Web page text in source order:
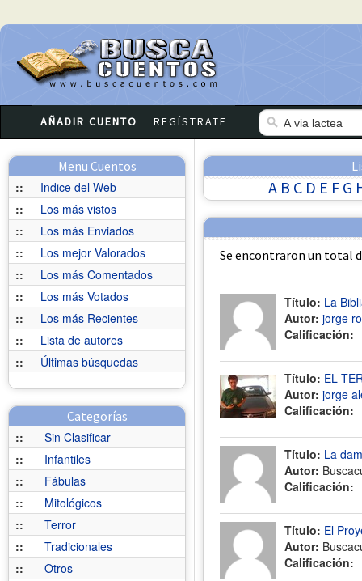
AÑADIR CUENTO REGÍSTRATE
Menu Cuentos
::
Indice del Web
::
Los más vistos
::
Los más Enviados
::
Los mejor Valorados
::
Los más Comentados
::
Los más Votados
::
Los más Recientes
::
Lista de autores
::
Últimas búsquedas
Categorías
::
Sin Clasificar
::
Infantiles
::
Fábulas
::
Mitológicos
::
Terror
::
Tradicionales
::
Otros
A B C D E F G
Se encontraron un total
Título: La
Autor: jorge
Calificación:
Título: EL
Autor: jorge
Calificación:
Título: La
Autor:
Calificación:
Título: El
Autor:
Calificación: